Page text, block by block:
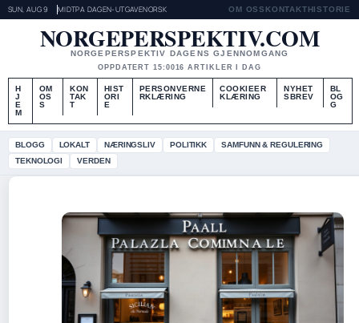
SUN, AUG 9 MIDTPA DAGEN-UTGAVENORSK OM OSS KONTAKTHISTORIE
NORGEPERSPEKTIV.COM
NORGEPERSPEKTIV DAGENS GJENNOMGANG
OPPDATERT 15:0016 ARTIKLER I DAG
H
J
E
M
OM
OS
S
KON
TAK
T
HIST
ORI
E
PERSONVERNE
RKLÆRING
COOKIEER
KLÆRING
NYHET
SBREV
BL
OG
G
BLOGG LOKALT NÆRINGSLIV POLITIKK
SAMFUNN & REGULERING
TEKNOLOGI
VERDEN